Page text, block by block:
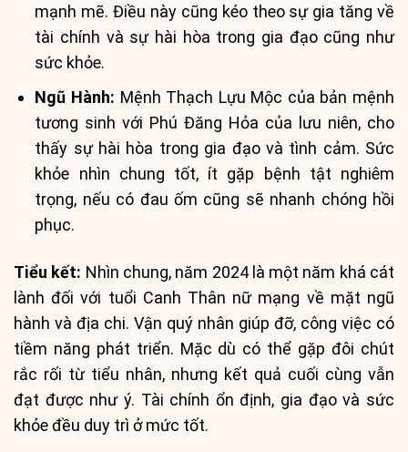
mạnh mẽ. Điều này cũng kéo theo sự gia tăng về
tài chính và sự hài hòa trong gia đạo cũng như
sức khỏe.
Ngũ Hành: Mệnh Thạch Lựu Mộc của bản mệnh
tương sinh với Phú Đăng Hỏa của lưu niên, cho
thấy sự hài hòa trong gia đạo và tình cảm. Sức
khỏe nhìn chung tốt, ít gặp bệnh tật nghiêm
trọng, nếu có đau ốm cũng sẽ nhanh chóng hồi
phục.
Tiểu kết: Nhìn chung, năm 2024 là một năm khá cát
lành đối với tuổi Canh Thân nữ mạng về mặt ngũ
hành và địa chi. Vận quý nhân giúp đỡ, công việc có
tiềm năng phát triển. Mặc dù có thể gặp đôi chút
rắc rối từ tiểu nhân, nhưng kết quả cuối cùng vẫn
đạt được như ý. Tài chính ổn định, gia đạo và sức
khỏe đều duy trì ở mức tốt.